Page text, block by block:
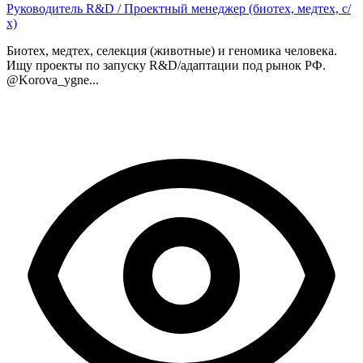
Руководитель R&D / Проектный менеджер (биотех, медтех, с/
х)
Биотех, медтех, селекция (животные) и геномика человека.
Ищу проекты по запуску R&D/адаптации под рынок РФ.
@Korova_ygne...